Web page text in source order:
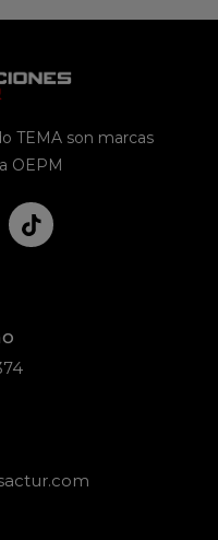
TEMA son marcas
OEPM